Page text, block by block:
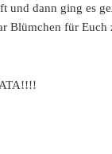
und dann ging es
Blümchen für Euch